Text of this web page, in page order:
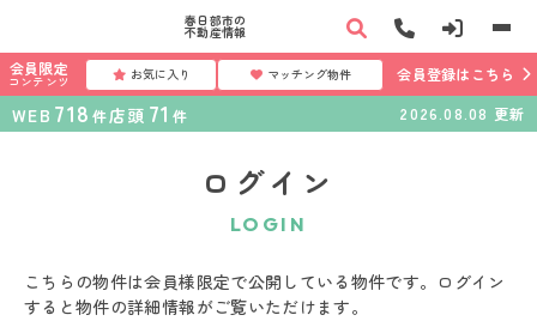
春日部市の
不動産情報
会員限定
コンテンツ お気に入り マッチング物件 会員登録はこちら
WEB 718 件店頭 71 件 2026.08.08 更新
ログイン
LOGIN
こちらの物件は会員様限定で公開している物件です。ログイン
すると物件の詳細情報がご覧いただけます。